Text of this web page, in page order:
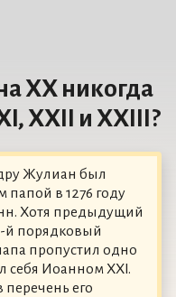
XX никогда
XXII и XXIII?
Жулиан был
папой в 1276 году
Хотя предыдущий
й порядковый
пропустил одно
себя Иоанном XXI.
перечень его